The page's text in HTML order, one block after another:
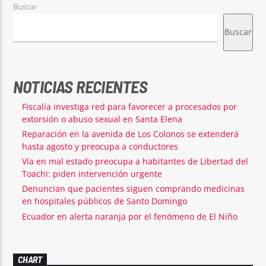
Buscar
Buscar
NOTICIAS RECIENTES
Fiscalía investiga red para favorecer a procesados por
extorsión o abuso sexual en Santa Elena
Reparación en la avenida de Los Colonos se extenderá
hasta agosto y preocupa a conductores
Vía en mal estado preocupa a habitantes de Libertad del
Toachi: piden intervención urgente
Denuncian que pacientes siguen comprando medicinas
en hospitales públicos de Santo Domingo
Ecuador en alerta naranja por el fenómeno de El Niño
CHART